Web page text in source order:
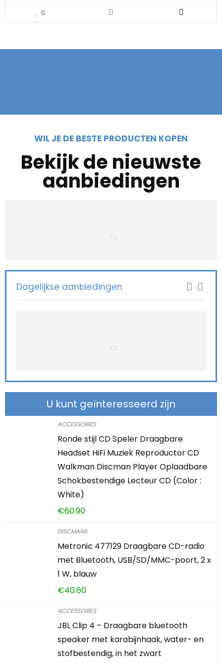
0
WIL JE DE BESTE PRODUCTEN KOPEN
Bekijk de nieuwste
aanbiedingen
Dagelijkse aanbiedingen
U kunt geïnteresseerd zijn
ACCESSOIRES
Ronde stijl CD Speler Draagbare
Headset HiFi Muziek Reproductor CD
Walkman Discman Player Oplaadbare
Schokbestendige Lecteur CD (Color :
White)
€60.90
DISCMANS
Metronic 477129 Draagbare CD-radio
met Bluetooth, USB/SD/MMC-poort, 2 x
1 W, blauw
€40.60
ACCESSOIRES
JBL Clip 4 – Draagbare bluetooth
speaker met karabijnhaak, water- en
stofbestendig, in het zwart